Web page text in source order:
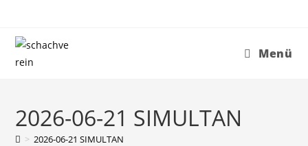
Menü
2026-06-21 SIMULTAN
> 2026-06-21 SIMULTAN